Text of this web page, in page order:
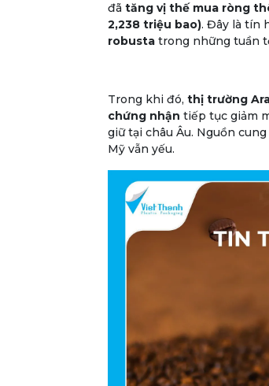
đã tăng vị thế mua ròng
2,238 triệu bao). Đây là tín
robusta trong những tuần
Trong khi đó, thị trường
chứng nhận tiếp tục giảm
giữ tại châu Âu. Nguồn
Mỹ vẫn yếu.